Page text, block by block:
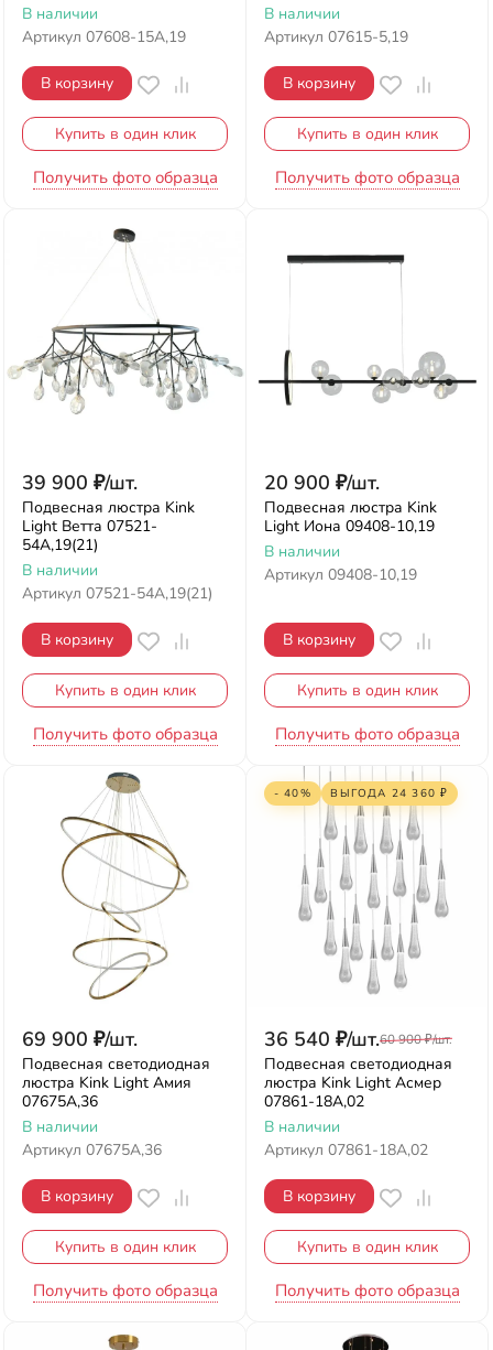
В наличии
Артикул 07608-15A,19
В корзину
Купить в один клик
Получить фото образца
В наличии
Артикул 07615-5,19
В корзину
Купить в один клик
Получить фото образца
39 900 ₽/шт.
Подвесная люстра Kink
Light Ветта 07521-
54A,19(21)
В наличии
Артикул 07521-54A,19(21)
В корзину
Купить в один клик
Получить фото образца
20 900 ₽/шт.
Подвесная люстра Kink
Light Иона 09408-10,19
В наличии
Артикул 09408-10,19
В корзину
Купить в один клик
Получить фото образца
69 900 ₽/шт.
Подвесная светодиодная
люстра Kink Light Амия
07675A,36
В наличии
Артикул 07675A,36
В корзину
Купить в один клик
Получить фото образца
- 40% ВЫГОДА 24 360 ₽
36 540 ₽/шт.60 900₽/шт.
Подвесная светодиодная
люстра Kink Light Асмер
07861-18A,02
В наличии
Артикул 07861-18A,02
В корзину
Купить в один клик
Получить фото образца